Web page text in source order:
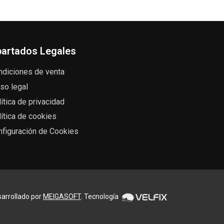
Legales
de venta
legal
de privacidad
de cookies
de Cookies
por MEIGASOFT. Tecnología